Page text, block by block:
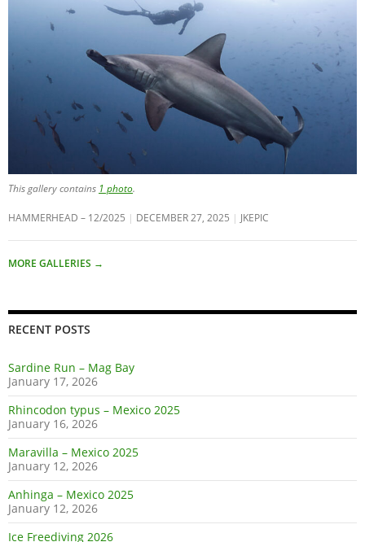
This gallery contains 1 photo.
HAMMERHEAD – 12/2025 DECEMBER 27, 2025 JKEPIC
MORE GALLERIES →
RECENT POSTS
Sardine Run – Mag Bay
January 17, 2026
Rhincodon typus – Mexico 2025
January 16, 2026
Maravilla – Mexico 2025
January 12, 2026
Anhinga – Mexico 2025
January 12, 2026
Ice Freediving 2026